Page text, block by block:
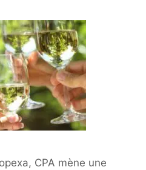
CPA mène une